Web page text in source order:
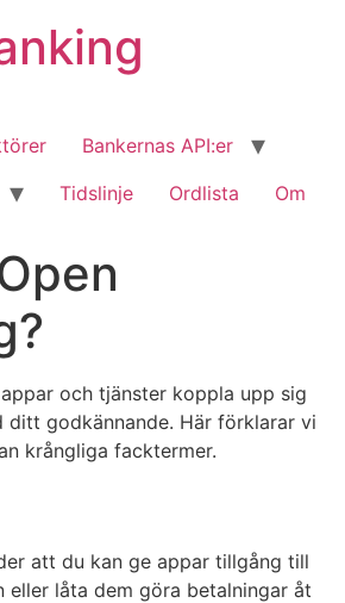
Bankernas API:er
Tidslinje Ordlista Om
och tjänster koppla upp sig
ditt godkännande. Här förklarar vi
krångliga facktermer.
att du kan ge appar tillgång till
eller låta dem göra betalningar åt